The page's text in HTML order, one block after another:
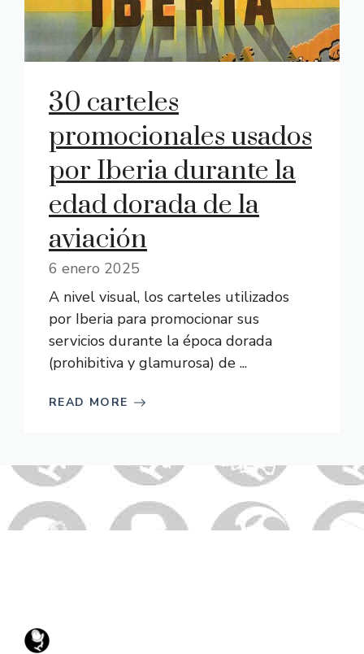
30 carteles
promocionales usados
por Iberia durante la
edad dorada de la
aviación
6 enero 2025
A nivel visual, los carteles utilizados
por Iberia para promocionar sus
servicios durante la época dorada
(prohibitiva y glamurosa) de ...
READ MORE